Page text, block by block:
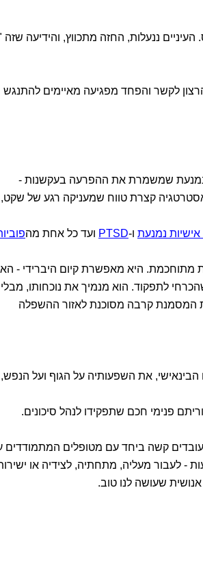
ננעלות, החזה מתכווץ, והידיעה שזה
לקשר והפחד מפגיעה מאיימים להתנגש
נמנעת שמשמרת את ההפרעה בעקשנות -
קצרת טווח שמעניקה רגע של שקט,
נמנעת ו-PTSD ועד כל אחת מה
היא מאפשרת קיום היברידי -
לתפקוד. הוא מנמיך את נוכחותו, מבלי
המסמנת קרבה מסוכנת לאזור ההשפלה
את השפעותיה על הגוף ועל הנפש,
פנימי חכם שתפקידו לנהל סיכונים.
עובדים קשה ביחד עם מטופלים המתמודדים
לעבור מעליה, מתחתיה, לצידיה או
שעושה לנו טוב.